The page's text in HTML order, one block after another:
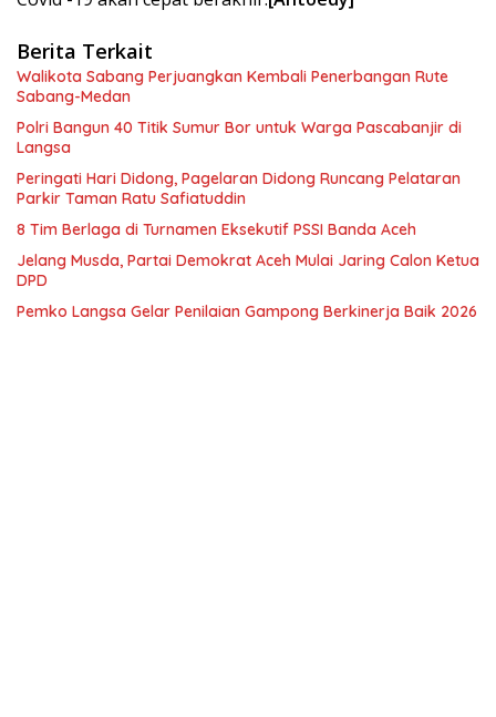
Berita Terkait
Walikota Sabang Perjuangkan Kembali Penerbangan Rute
Sabang-Medan
Polri Bangun 40 Titik Sumur Bor untuk Warga Pascabanjir di
Langsa
Peringati Hari Didong, Pagelaran Didong Runcang Pelataran
Parkir Taman Ratu Safiatuddin
8 Tim Berlaga di Turnamen Eksekutif PSSI Banda Aceh
Jelang Musda, Partai Demokrat Aceh Mulai Jaring Calon Ketua
DPD
Pemko Langsa Gelar Penilaian Gampong Berkinerja Baik 2026